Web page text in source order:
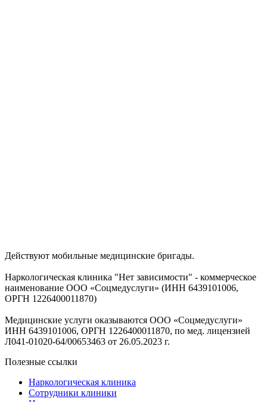
Действуют мобильные медицинские бригады.
Наркологическая клиника "Нет зависимости" - коммерческое
наименование ООО «Соцмедуслуги» (ИНН 6439101006,
ОРГН 1226400011870)
Медицинские услуги оказываются ООО «Соцмедуслуги»
ИНН 6439101006, ОРГН 1226400011870, по мед. лицензией
Л041-01020-64/00653463 от 26.05.2023 г.
Полезные ссылки
Наркологическая клиника
Сотрудники клиники